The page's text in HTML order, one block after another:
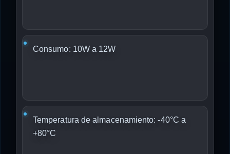
Consumo: 10W a 12W
Temperatura de almacenamiento: -40°C a
+80°C